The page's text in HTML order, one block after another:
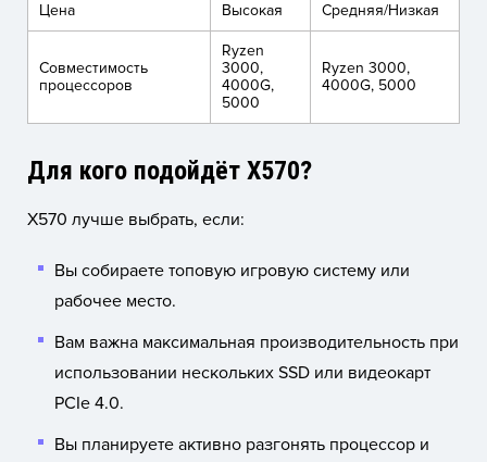
Цена Высокая Средняя/Низкая
Совместимость
процессоров
Ryzen
3000,
4000G,
5000
Ryzen 3000,
4000G, 5000
Для кого подойдёт X570?
X570 лучше выбрать, если:
Вы собираете топовую игровую систему или
рабочее место.
Вам важна максимальная производительность при
использовании нескольких SSD или видеокарт
PCIe 4.0.
Вы планируете активно разгонять процессор и